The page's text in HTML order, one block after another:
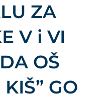
ZA
V i VI
OŠ
GO